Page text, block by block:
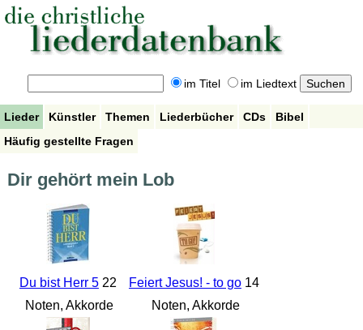
im Titel im Liedtext
Lieder Künstler Themen Liederbücher CDs
Bibel
Häufig gestellte Fragen
Dir gehört mein Lob
Du bist Herr 522
Noten, Akkorde
Feiert Jesus! - to go14
Noten, Akkorde